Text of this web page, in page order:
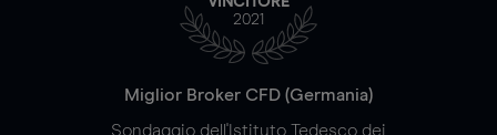
2021
Miglior Broker CFD (Germania)
Sondaggio dell'Istituto Tedesco dei